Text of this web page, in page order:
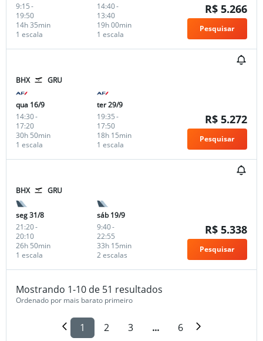
9:15-
19:50
1 escala
14h 35min
14:40-
13:40
1 escala
19h 00min
R$ 5.266
Pesquisar
BHX GRU
qua 16/9
14:30-
17:20
1 escala
30h 50min
ter 29/9
19:35-
17:50
1 escala
18h 15min
R$ 5.272
Pesquisar
BHX GRU
seg 31/8
21:20-
20:10
1 escala
26h 50min
sáb 19/9
9:40-
22:55
2 escalas
33h 15min
R$ 5.338
Pesquisar
Mostrando 1-10 de 51 resultados
Ordenado por mais barato primeiro
1 2 3 ... 6